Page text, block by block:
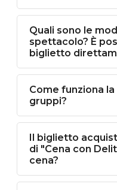
Quali sono le
spettacolo? È
biglietto
Come funziona
gruppi?
Il biglietto
di "Cena con
cena?